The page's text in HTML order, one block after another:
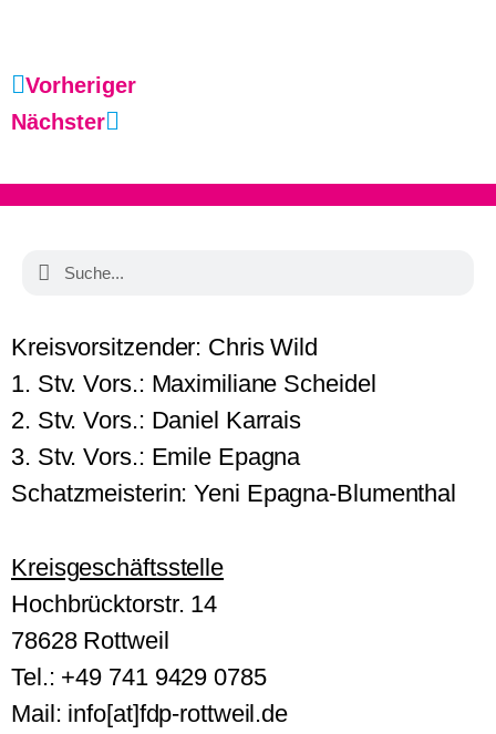
Vorheriger
Nächster
Kreisvorsitzender: Chris Wild
1. Stv. Vors.: Maximiliane Scheidel
2. Stv. Vors.: Daniel Karrais
3. Stv. Vors.: Emile Epagna
Schatzmeisterin: Yeni Epagna-Blumenthal
Kreisgeschäftsstelle
Hochbrücktorstr. 14
78628 Rottweil
Tel.: +49 741 9429 0785
Mail: info[at]fdp-rottweil.de